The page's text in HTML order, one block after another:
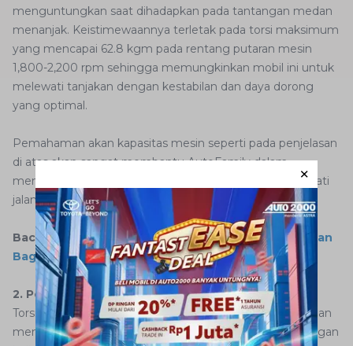
menguntungkan saat dihadapkan pada tantangan medan
menanjak. Keistimewaannya terletak pada torsi maksimum
yang mencapai 62.8 kgm pada rentang putaran mesin
1,800-2,200 rpm sehingga memungkinkan mobil ini untuk
melewati tanjakan dengan kestabilan dan daya dorong
yang optimal.
Pemahaman akan kapasitas mesin seperti pada penjelasan
di atas akan sangat membantu AutoFamily dalam
memastikan kekuatan mobil
Anda dalam melewati
jalan menanjak.
Baca juga:
4 Cara Pindah Gigi Mobil Matic di Tanjakan
Bagi Pemula
2. Perhatikan Torsi Mobil
Torsi adalah faktor penting saat AutoFamily melewati jalan
menanjak. Maka dari itu, pastikan Anda memahami dengan